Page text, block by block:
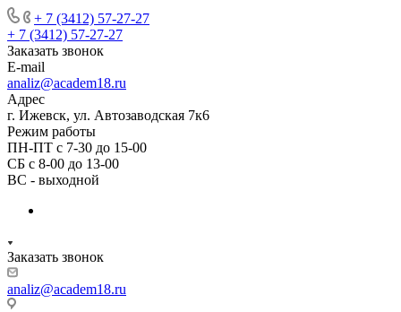
+ 7 (3412) 57-27-27
+ 7 (3412) 57-27-27
Заказать звонок
E-mail
analiz@academ18.ru
Адрес
г. Ижевск, ул. Автозаводская 7к6
Режим работы
ПН-ПТ с 7-30 до 15-00
СБ с 8-00 до 13-00
ВС - выходной
Заказать звонок
analiz@academ18.ru